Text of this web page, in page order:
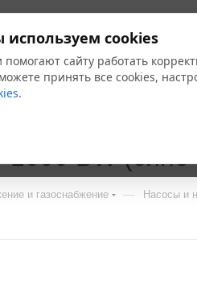
1000 BW
и газоснабжение — Насосы и
cookies
помогают сайту работать
принять все cookies,
.